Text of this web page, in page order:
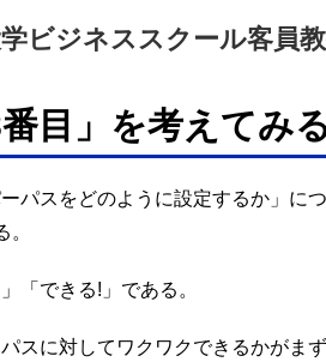
ビジネススクール客員教
目」を考えてみ
パスをどのように設定するか」に
「できる!」である。
スに対してワクワクできるかがま